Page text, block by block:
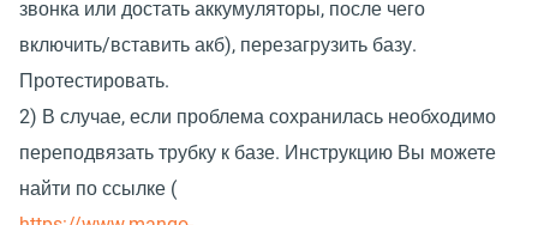
звонка или достать аккумуляторы, после чего
включить/вставить акб), перезагрузить базу.
Протестировать.
2) В случае, если проблема сохранилась необходимо
переподвязать трубку к базе. Инструкцию Вы можете
найти по ссылке (